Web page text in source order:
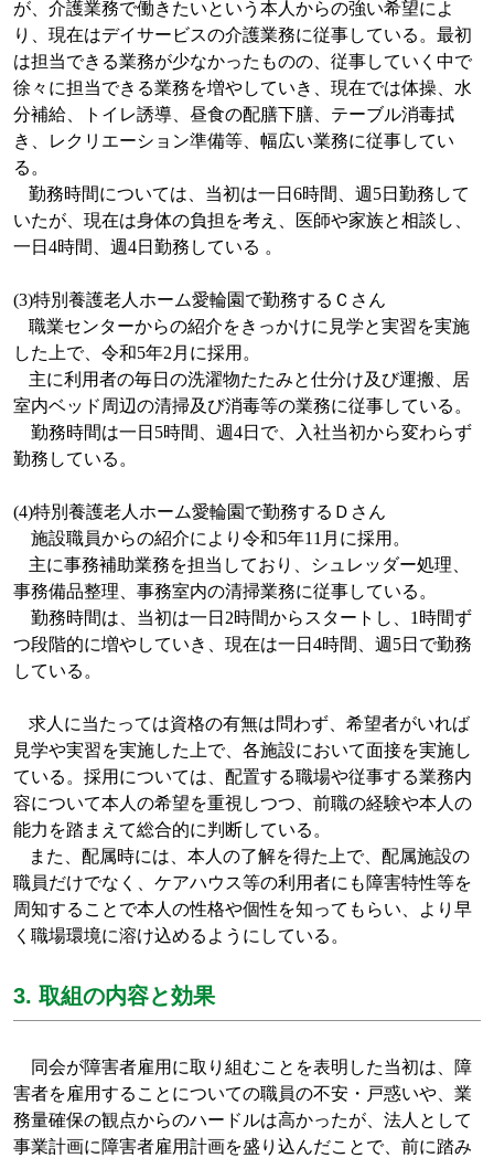
が、介護業務で働きたいという本人からの強い希望によ
り、現在はデイサービスの介護業務に従事している。最初
は担当できる業務が少なかったものの、従事していく中で
徐々に担当できる業務を増やしていき、現在では体操、水
分補給、トイレ誘導、昼食の配膳下膳、テーブル消毒拭
き、レクリエーション準備等、幅広い業務に従事してい
る。
勤務時間については、当初は一日 6時間、週5日勤務して
いたが、現在は身体の負担を考え、医師や家族と相談し、
一日 4時間、週4日勤務している 。
(3)特別養護老人ホーム愛輪園で勤務するＣさん
職業センターからの紹介をきっかけに見学と実習を実施
した上で、令和5年2月に採用。
主に利用者の毎日の洗濯物たたみと仕分け及び運搬、居
室内ベッド周辺の清掃及び消毒等の業務に従事している。
勤務時間は一日 5時間、週4日で、入社当初から変わらず
勤務している。
(4)特別養護老人ホーム愛輪園で勤務するＤさん
施設職員からの紹介により令和5年11月に採用。
主に事務補助業務を担当しており、シュレッダー処理、
事務備品整理、事務室内の清掃業務に従事している。
勤務時間は、当初は一日 2時間からスタートし、 1時間ず
つ段階的に増やしていき、現在は一日 4時間、週5日で勤務
している。
求人に当たっては資格の有無は問わず、希望者がいれば
見学や実習を実施した上で、各施設において面接を実施し
ている。採用については、配置する職場や従事する業務内
容について本人の希望を重視しつつ、前職の経験や本人の
能力を踏まえて総合的に判断している。
また、配属時には、本人の了解を得た上で、配属施設の
職員だけでなく、ケアハウス等の利用者にも障害特性等を
周知することで本人の性格や個性を知ってもらい、より早
く職場環境に溶け込めるようにしている。
3. 取組の内容と効果
同会が障害者雇用に取り組むことを表明した当初は、障
害者を雇用することについての職員の不安・戸惑いや、業
務量確保の観点からのハードルは高かったが、法人として
事業計画に障害者雇用計画を盛り込んだことで、前に踏み